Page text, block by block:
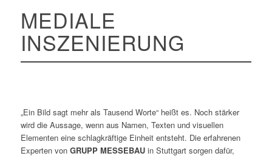
MEDIALE
INSZENIERUNG
„Ein Bild sagt mehr als Tausend Worte“ heißt es. Noch stärker
wird die Aussage, wenn aus Namen, Texten und visuellen
Elementen eine schlagkräftige Einheit entsteht. Die erfahrenen
Experten von GRUPP MESSEBAUin Stuttgart sorgen dafür,